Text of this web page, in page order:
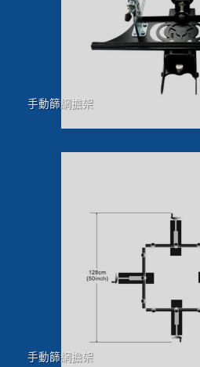
手動篩網擔架
手動篩網擔架